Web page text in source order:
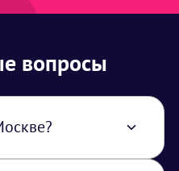
вопросы
логистика